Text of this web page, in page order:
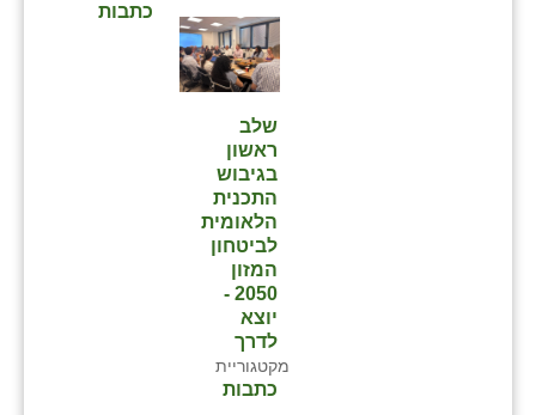
כתבות
שלב
ראשון
בגיבוש
התכנית
הלאומית
לביטחון
המזון
2050 -
יוצא
לדרך
מקטגוריית
כתבות